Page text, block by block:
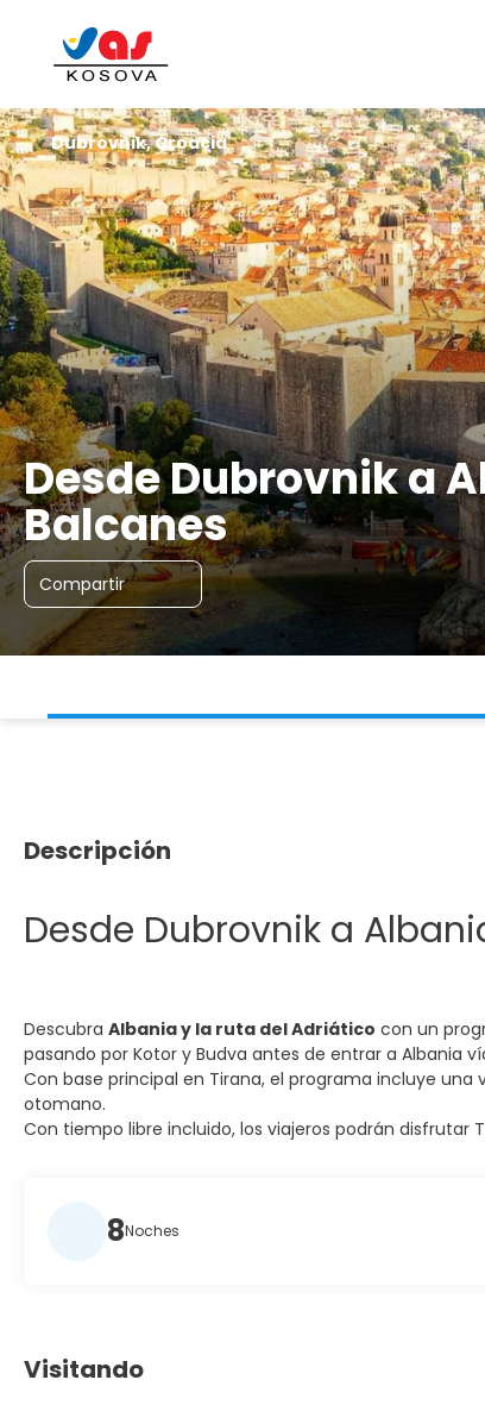
Desde Dubrovnik a
Balcanes
Compartir
Dubrovnik, Croacia
Descripción
Desde Dubrovnik a
Descubra Albania y la ruta del Adriático con un
pasando por Kotor y Budva antes de entrar a Albania
Con base principal en Tirana, el programa incluye
otomano.
Con tiempo libre incluido, los viajeros podrán disfrutar
8Noches
Visitando